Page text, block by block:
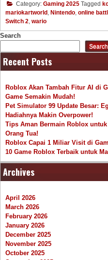
Category: Gaming 2025 Tagged
mariokartworld , Nintendo, online
Switch 2, wario
Search
Search
Recent Posts
Roblox Akan Tambah Fitur AI di
Game Semakin Mudah!
Pet Simulator 99 Update Besar:
Hadiahnya Makin Overpower!
Tips Aman Bermain Roblox
Orang Tua!
Roblox Capai 1 Miliar Visit di
10 Game Roblox Terbaik untuk
Archives
April 2026
March 2026
February 2026
January 2026
December 2025
November 2025
October 2025